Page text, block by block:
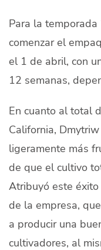
Para la
comenzar el
el 1 de abril, con
12 semanas,
En cuanto al total
California,
ligeramente más
de que el cultivo
Atribuyó este
de la empresa,
a producir una
cultivadores, al